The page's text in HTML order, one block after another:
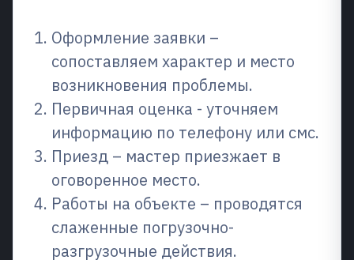
Оформление заявки –
сопоставляем характер и место
возникновения проблемы.
Первичная оценка - уточняем
информацию по телефону или смс.
Приезд – мастер приезжает в
оговоренное место.
Работы на объекте – проводятся
слаженные погрузочно-
разгрузочные действия.